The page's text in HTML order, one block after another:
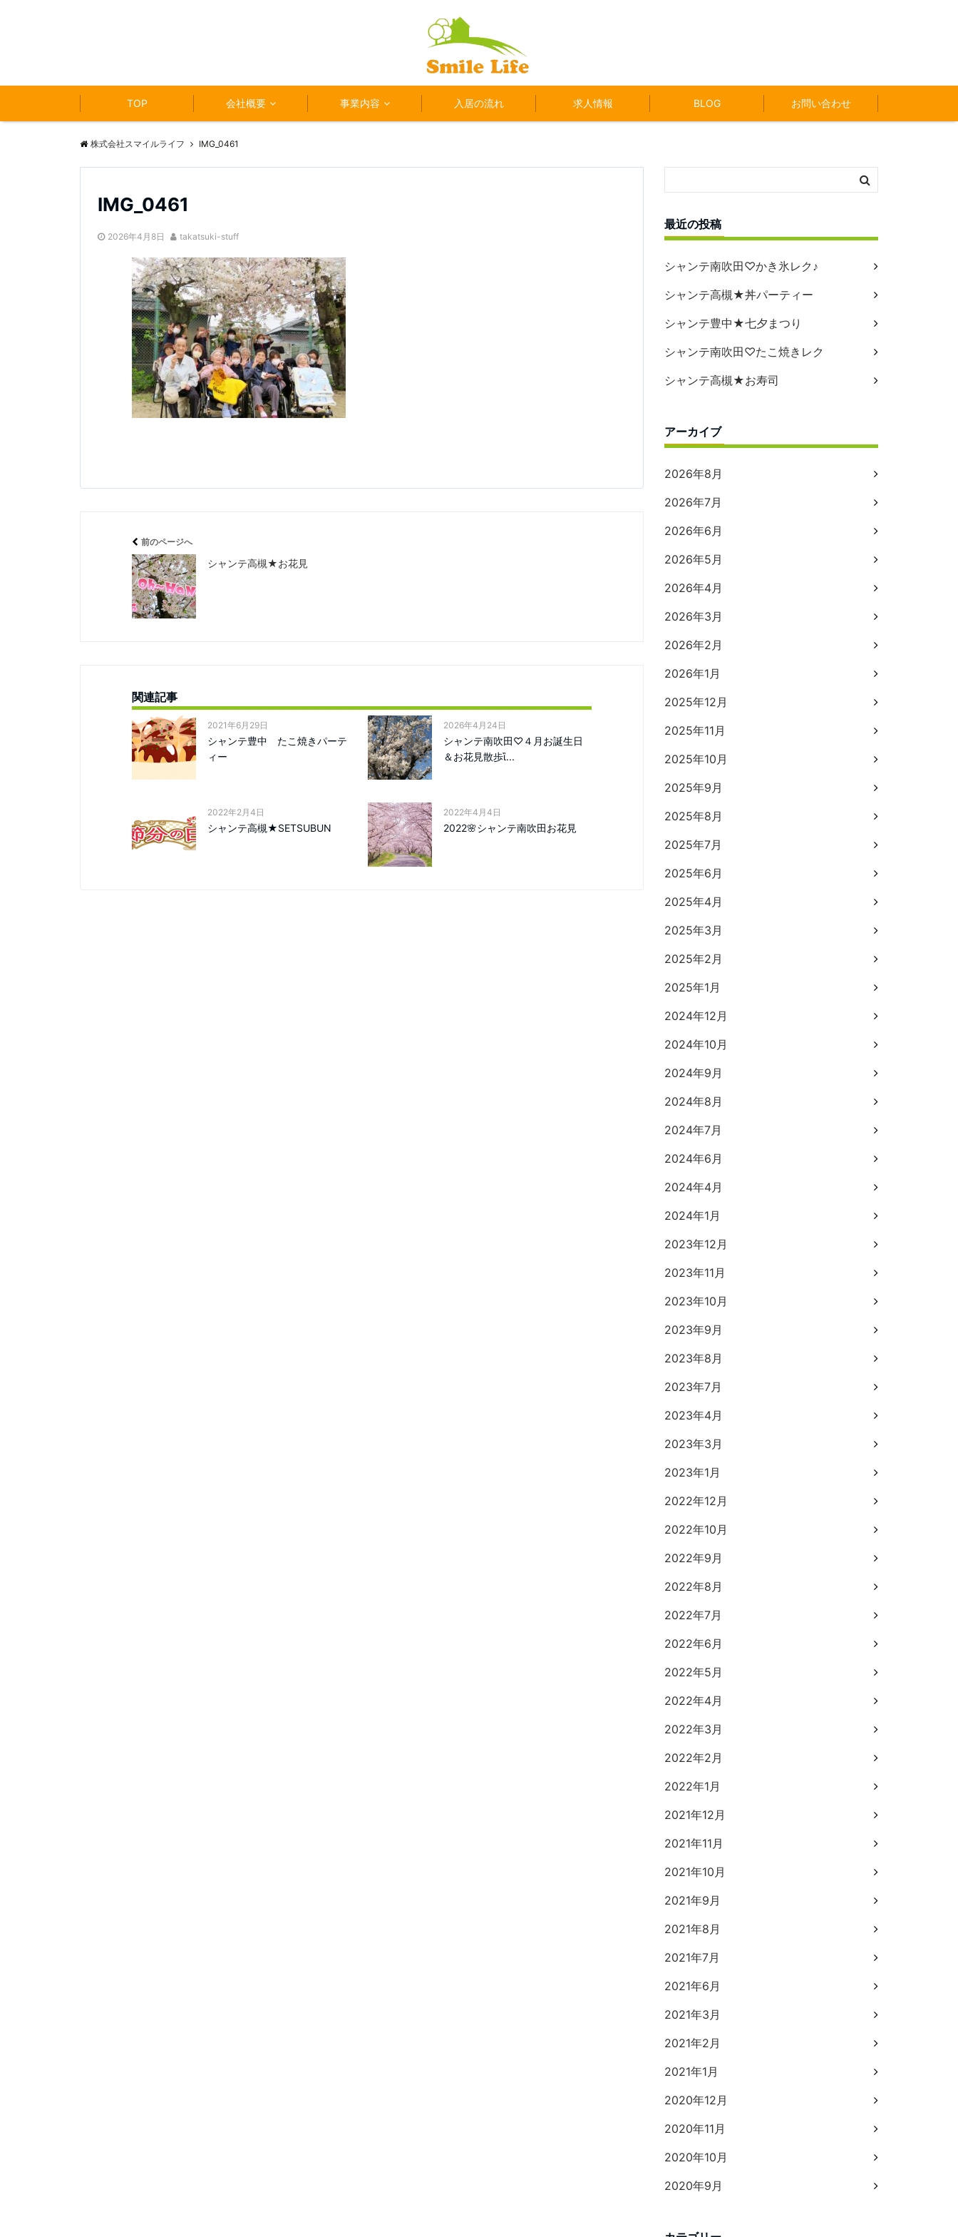
TOP 会社概要 事業内容 入居の流れ 求人情報 BLOG お問い合わせ
株式会社スマイルライフ IMG_0461
IMG_0461
2026年4月8日 takatsuki-stuff
前のページへ
シャンテ高槻★お花見
関連記事
2021年6月29日
シャンテ豊中 たこ焼きパーテ
ィー
2026年4月24日
シャンテ南吹田♡４月お誕生日
＆お花見散歩ἳ...
2022年2月4日
シャンテ高槻★SETSUBUN
2022年4月4日
2022🌸シャンテ南吹田お花見
最近の投稿
シャンテ南吹田♡かき氷レク♪
シャンテ高槻★丼パーティー
シャンテ豊中★七夕まつり
シャンテ南吹田♡たこ焼きレク
シャンテ高槻★お寿司
アーカイブ
2026年8月
2026年7月
2026年6月
2026年5月
2026年4月
2026年3月
2026年2月
2026年1月
2025年12月
2025年11月
2025年10月
2025年9月
2025年8月
2025年7月
2025年6月
2025年4月
2025年3月
2025年2月
2025年1月
2024年12月
2024年10月
2024年9月
2024年8月
2024年7月
2024年6月
2024年4月
2024年1月
2023年12月
2023年11月
2023年10月
2023年9月
2023年8月
2023年7月
2023年4月
2023年3月
2023年1月
2022年12月
2022年10月
2022年9月
2022年8月
2022年7月
2022年6月
2022年5月
2022年4月
2022年3月
2022年2月
2022年1月
2021年12月
2021年11月
2021年10月
2021年9月
2021年8月
2021年7月
2021年6月
2021年3月
2021年2月
2021年1月
2020年12月
2020年11月
2020年10月
2020年9月